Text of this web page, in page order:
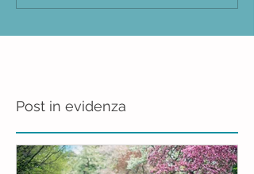
Post in evidenza